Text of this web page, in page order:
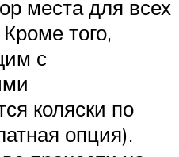
места для всех
того,
с
коляски по
опция).